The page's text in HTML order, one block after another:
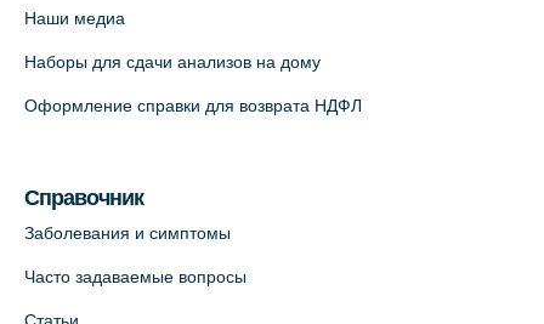
+7 (812) 660-73-69
На карте
Красносельское шоссе, 54, к.3
Наши медиа
Наборы для сдачи анализов на дому
Оформление справки для возврата НДФЛ
Справочник
Заболевания и симптомы
Часто задаваемые вопросы